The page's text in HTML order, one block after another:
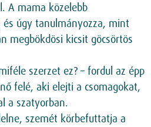
A mama közelebb
és úgy tanulmányozza, mint
megbökdösi kicsit göcsörtös
szerzet ez? – fordul az épp
felé, aki elejti a csomagokat,
a szatyorban.
szemét körbefuttatja a